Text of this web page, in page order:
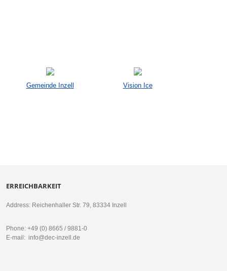
Gemeinde Inzell Vision Ice
ERREICHBARKEIT
Address: Reichenhaller Str. 79, 83334 Inzell
Phone: +49 (0) 8665 / 9881-0
E-mail: info@dec-inzell.de